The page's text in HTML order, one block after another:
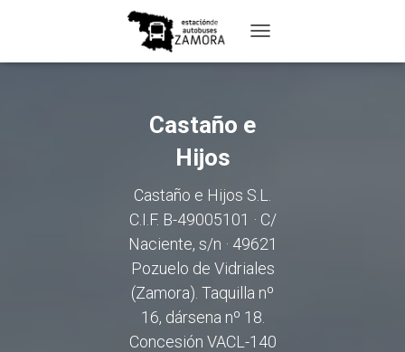
NAVIGATION
Castaño e
Hijos
Castaño e Hijos S.L.
C.I.F. B-49005101 · C/
Naciente, s/n · 49621
Pozuelo de Vidriales
(Zamora). Taquilla nº
16, dársena nº 18.
Concesión VACL-140